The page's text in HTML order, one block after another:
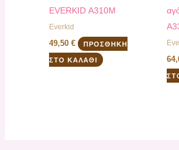
EVERKID Α310Μ
Everkid
49,50€ ΠΡΟΣΘΉΚΗ
ΣΤΟ ΚΑΛΆΘΙ